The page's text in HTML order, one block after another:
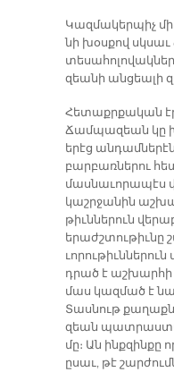
Կազ­մա­կեր­պիչ
նի խօս­քով
զեա­նի ան­ցեա­լի
Հե­տաքր­քա­կան
Ճամ­պա­զեան կը
ե­րէց
բար­բառ­նե­րու
մաս­նա­ւո­րա­պէս
կաշր­ջա­նին
թիւն­նե­րուն
ե­րաժշ­տու­թիւ­նը
դրած է աշ­խար­հի
մաս կազ­մած է
Տաս­նութ
զեան
մը։ Ան ինք­զին­քը
ը­սաւ, թէ